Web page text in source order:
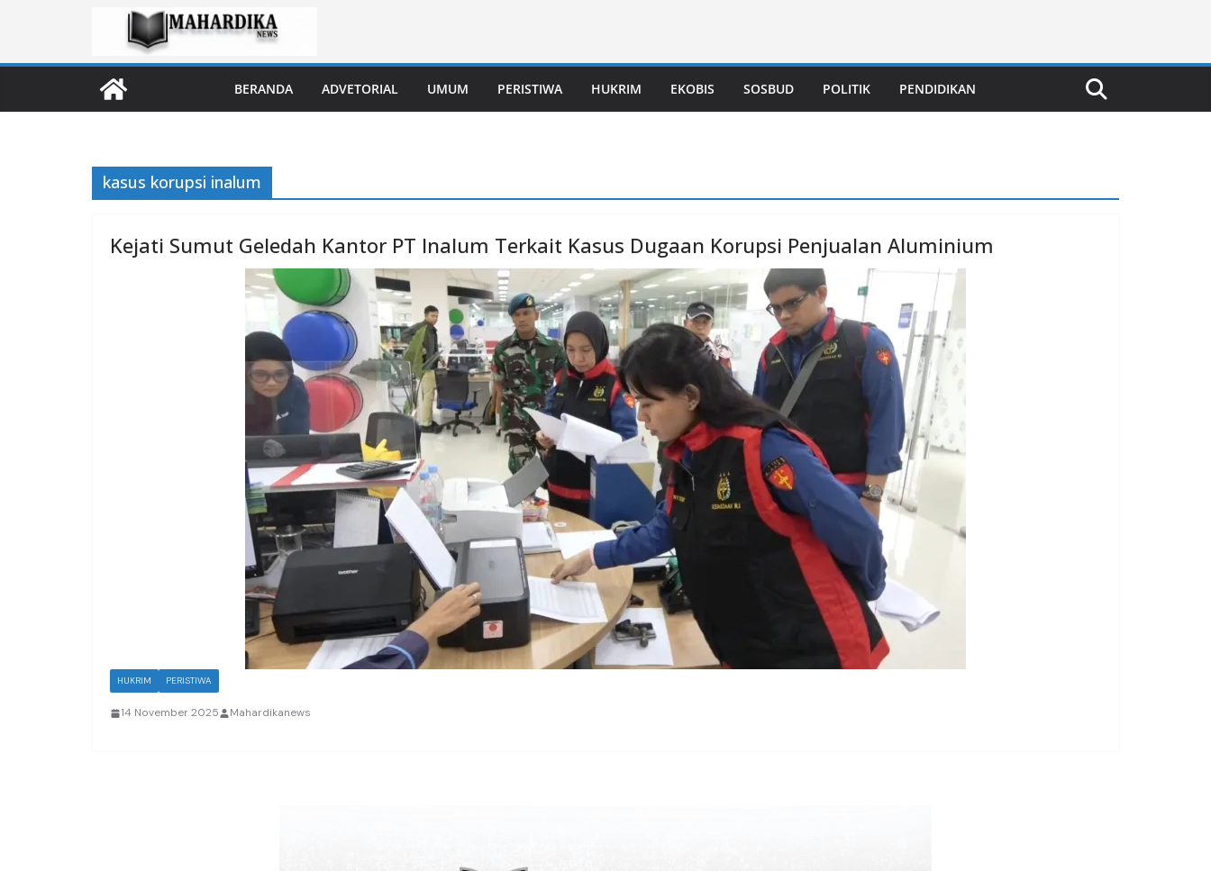
content
BERANDA ADVETORIAL UMUM PERISTIWA HUKRIM EKOBIS SOSBUD POLITIK PENDIDIKAN
kasus korupsi inalum
Kejati Sumut Geledah Kantor PT Inalum Terkait Kasus Dugaan Korupsi Penjualan Aluminium
HUKRIM PERISTIWA
14 November 2025 Mahardikanews